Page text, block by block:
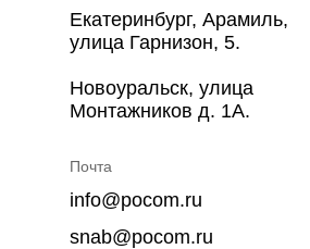
snab@pocom.ru
info@pocom.ru
Почта
Екатеринбург, Арамиль,
улица Гарнизон, 5.
Новоуральск, улица
Монтажников д. 1А.